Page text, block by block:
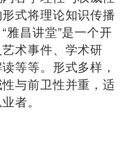
式将理论知识传播
雅昌讲堂”是一个开
术事件、学术研
等等。形式多样，
与前卫性并重，适
者。